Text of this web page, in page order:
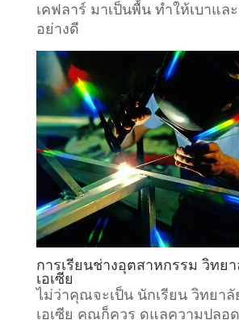
เคฟลาร์ มาเป็นพื้น ทำให้เบาแล
อย่างดี
การเรียนช่างอุตสาหกรรม วิทย
เอเซีย
ไม่ว่าคุณจะเป็น นักเรียน วิทยา
เอเซีย คุณก็ควร ดูแลความปล